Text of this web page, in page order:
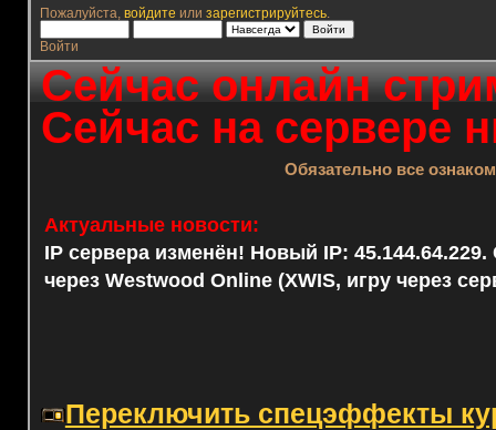
Пожалуйста, войдите или зарегистрируйтесь.
Войти
Сейчас онлайн
Сейчас на сервере
Обязательно все
Актуальные новости:
IP сервера изменён! Новый IP: 45.144.64.229.
через Westwood Online (XWIS, игру через
Переключить спецэффекты